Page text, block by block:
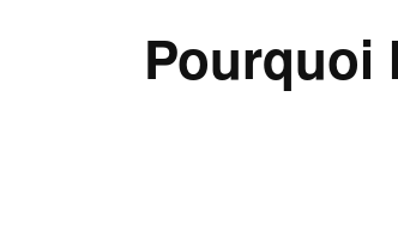
Pourquoi